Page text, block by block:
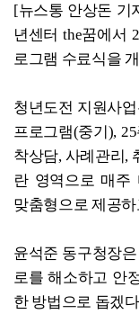
[뉴스통 안상돈 기
년센터 the꿈에서
로그램 수료식을
청년도전 지원사
프로그램(중기),
착상담, 사례관리,
란 영역으로 매주
맞춤형으로 제공
윤석준 동구청장
로를 해소하고 안
한 방법으로 돕겠